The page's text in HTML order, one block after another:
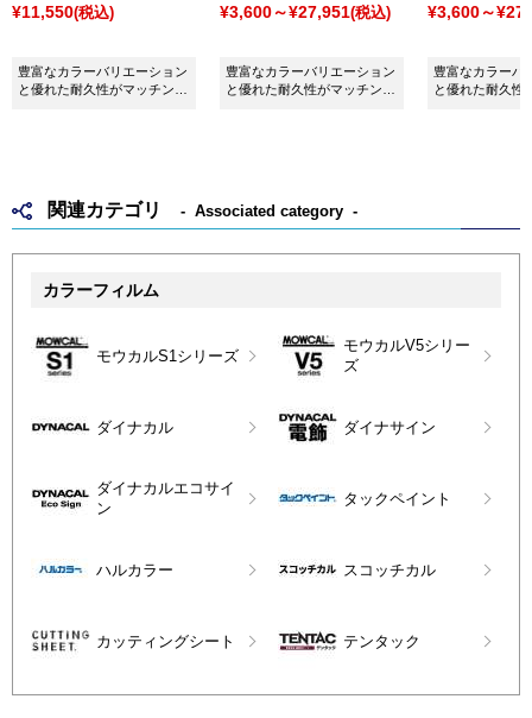
¥11,550(税込)
豊富なカラーバリエーション
と優れた耐久性がマッチング
¥3,600～¥27,951(税込)
豊富なカラーバリエーション
と優れた耐久性がマッチング
¥3,600～
豊富なカラーバ
と優れた耐久性
関連カテゴリ Associated category
カラーフィルム
モウカルS1シリーズ
モウカルV5シリー
ズ
ダイナカル ダイナサイン
ダイナカルエコサイ
ン
タックペイント
ハルカラー スコッチカル
カッティングシート テンタック